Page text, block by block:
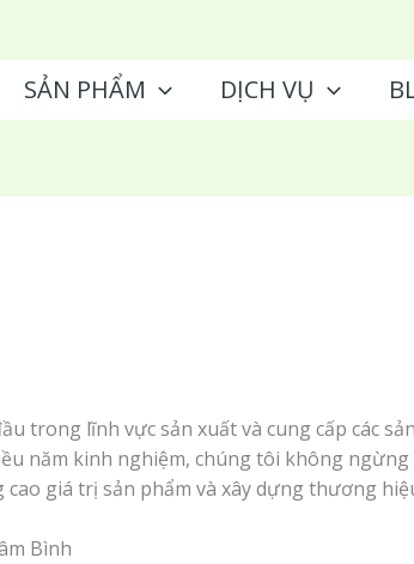
SẢN PHẨM DỊCH VỤ
trong lĩnh vực sản xuất và cung cấp các
năm kinh nghiệm, chúng tôi không
giá trị sản phẩm và xây dựng thương
Bình